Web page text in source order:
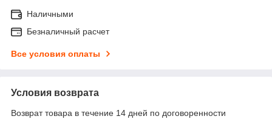
Наличными
Безналичный расчет
Все условия оплаты
Условия возврата
Возврат товара в течение 14 дней по договоренности